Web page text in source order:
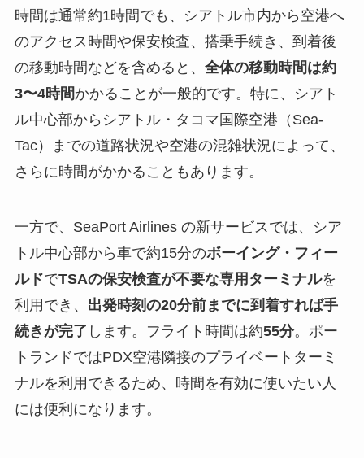
時間は通常約1時間でも、シアトル市内から空港へ
のアクセス時間や保安検査、搭乗手続き、到着後
の移動時間などを含めると、 全体の移動時間は約
3〜4時間かかることが一般的です。特に、シアト
ル中心部からシアトル・タコマ国際空港（Sea-
Tac）までの道路状況や空港の混雑状況によって、
さらに時間がかかることもあります。
一方で、SeaPort Airlines の新サービスでは、シア
トル中心部から車で約15分のボーイング・フィー
ルドでTSAの保安検査が不要な専用ターミナルを
利用でき、 出発時刻の20分前までに到着すれば手
続きが完了 します。フライト時間は約55分。ポー
トランドではPDX空港隣接のプライベートターミ
ナルを利用できるため、時間を有効に使いたい人
には便利になります。